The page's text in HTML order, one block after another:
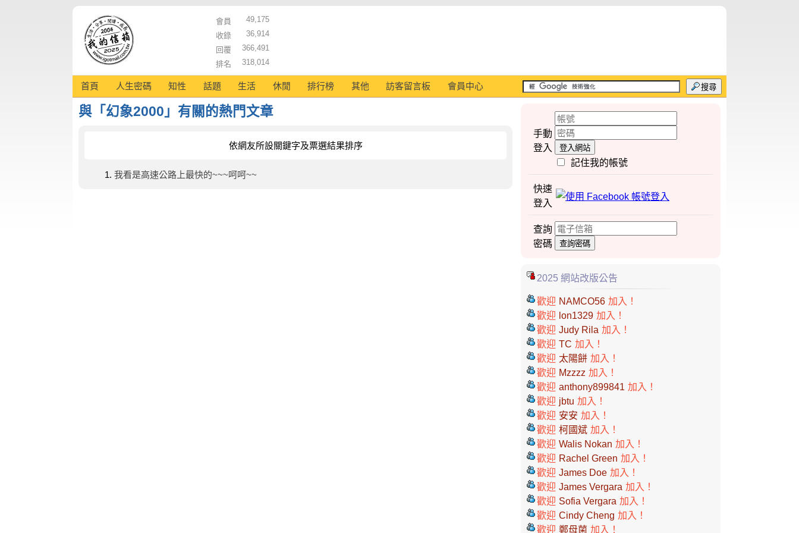
會員
49,175
收錄
36,914
回覆
366,491
排名
318,014
首頁 人生密碼 知性 話題 生活 休閒 排行榜 其他 訪客留言板 會員中心 搜尋
與「幻象2000」有關的熱門文章
依網友所設關鍵字及票選結果排序
我看是高速公路上最快的~~~呵呵~~
手動
登入
登入網站
記住我的帳號
快速
登入
查詢
密碼
查詢密碼
2025 網站改版公告
歡迎 NAMCO56 加入！
歡迎 lon1329 加入！
歡迎 Judy Rila 加入！
歡迎 TC 加入！
歡迎 太陽餅 加入！
歡迎 Mzzzz 加入！
歡迎 anthony899841 加入！
歡迎 jbtu 加入！
歡迎 安安 加入！
歡迎 柯國斌 加入！
歡迎 Walis Nokan 加入！
歡迎 Rachel Green 加入！
歡迎 James Doe 加入！
歡迎 James Vergara 加入！
歡迎 Sofia Vergara 加入！
歡迎 Cindy Cheng 加入！
歡迎 鄭母菌 加入！